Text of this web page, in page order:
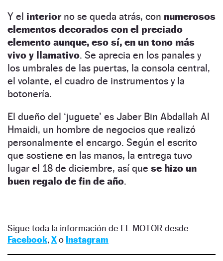
Y el interiorno se queda atrás, con numerosos
elementos decorados con el preciado
elemento aunque, eso sí, en un tono más
vivo y llamativo. Se aprecia en los panales y
los umbrales de las puertas, la consola central,
el volante, el cuadro de instrumentos y la
botonería.
El dueño del ‘juguete’ es Jaber Bin Abdallah Al
Hmaidi, un hombre de negocios que realizó
personalmente el encargo. Según el escrito
que sostiene en las manos, la entrega tuvo
lugar el 18 de diciembre, así que se hizo un
buen regalo de fin de año.
Sigue toda la información de EL MOTOR desde
Facebook, Xo Instagram